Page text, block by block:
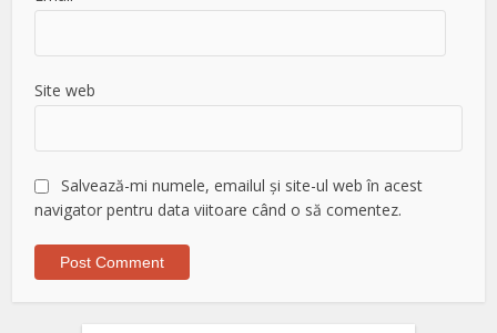
Site web
Salvează-mi numele, emailul și site-ul web în acest
navigator pentru data viitoare când o să comentez.